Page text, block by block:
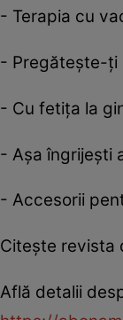
- Terapia cu
- Pregăteşte-ţi
- Cu fetiţa la
- Aşa îngrijeşti
- Accesorii
Citeşte revista
Află detalii